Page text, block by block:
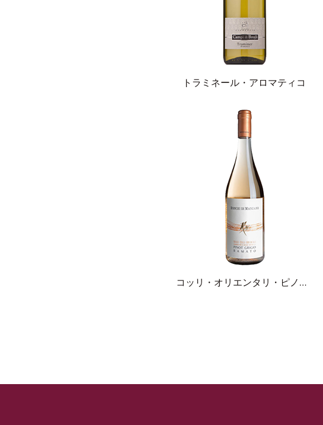
トラミネール・アロマティコ
コッリ・オリエンタリ・ピノ・グリージョ・ラマート